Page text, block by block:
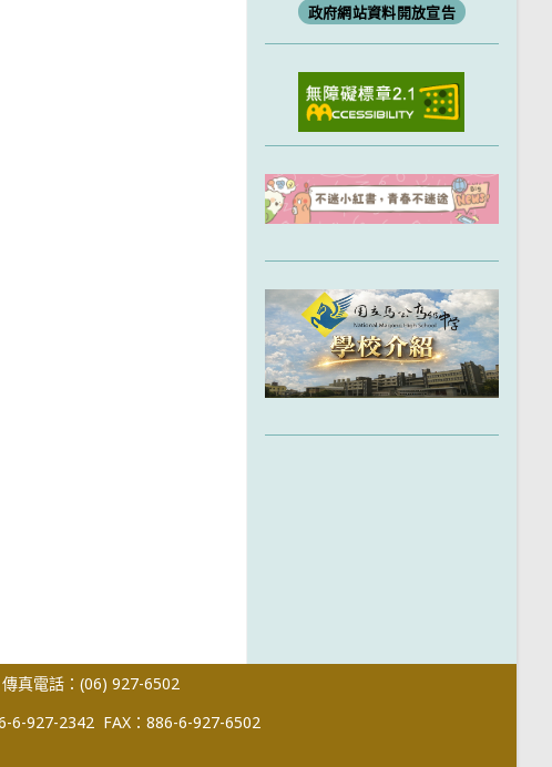
政府網站資料開放宣告
傳真電話：(06) 927-6502
6-927-2342 FAX：886-6-927-6502